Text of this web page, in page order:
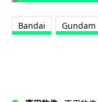
Bandai Gundam